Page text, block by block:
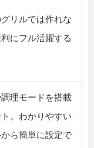
リルでは作れな
にフル活躍する
理モードを搭載
。わかりやすい
ら簡単に設定で